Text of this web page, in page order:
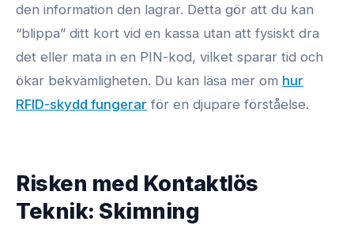
den information den lagrar. Detta gör att du kan
“blippa” ditt kort vid en kassa utan att fysiskt dra
det eller mata in en PIN-kod, vilket sparar tid och
ökar bekvämligheten. Du kan läsa mer om hur
RFID-skydd fungerar för en djupare förståelse.
Risken med Kontaktlös
Teknik: Skimning